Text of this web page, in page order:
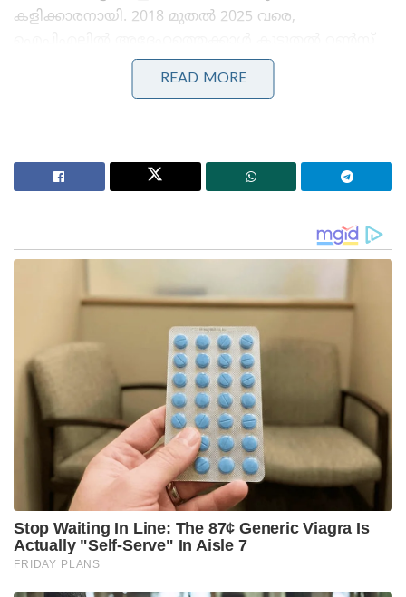
കളിക്കാരനായി. 2018 മുതൽ 2025 വരെ,
നേടിയത് മൂന്ന് കളിക്കാർ മാത്രമാണ്. അവരിൽ
ആരും തന്നെ 152.07 എന്ന സ്ട്രൈക്ക് റേറ്റിന് അടുത്ത്
Stories you may like
ലവ്‌ലിനയ്ക്ക് വെള്ളി
മുംബൈയിലെ അദ്ദേഹത്തിന്റെ വിജയമാണ് എല്ലാ
ഫോർമാറ്റുകളിലും അദ്ദേഹത്തിന് ഇന്ത്യൻ ക്യാപ്പ്
നേടിക്കൊടുത്തത്. സൂര്യകുമാറിന് നല്ല ഒരു കരിയർ
നൽകിയത് രോഹിത് ആണെങ്കിലും അദ്ദേഹത്തെ
ഏറ്റവും കൂടുതൽ കാര്യങ്ങൾ പഠിപ്പിച്ചത് ഗൗതം ഗംഭീർ
ആയിരുന്നു. ഏഷ്യാ കപ്പിൽ വിജയിച്ചതിന് ശേഷം,
കെ‌കെ‌ആർ ദിനങ്ങളിൽ ഗംഭീറിൽ നിന്ന് നിരവധി
തന്ത്രങ്ങൾ പഠിച്ചതായി സൂര്യകുമാർ സമ്മതിച്ചു.
“ഗൗതി ഭായിയുമായുള്ള എന്റെ ബന്ധം ഒരു ഇളയ
READ MORE